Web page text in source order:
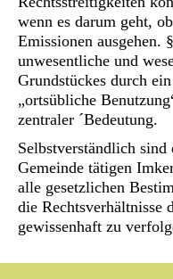
wenn es darum geht,
Emissionen ausgehen.
unwesentliche und
Grundstückes durch
„ortsübliche
zentraler ´Bedeutung.
Selbstverständlich
Gemeinde tätigen
alle gesetzlichen
die Rechtsverhältnisse
gewissenhaft zu